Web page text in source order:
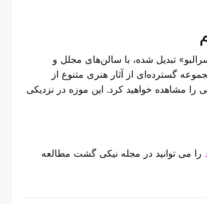
تبدیل شده، با سالن‌های مجلل و
گسترده‌ای از آثار هنری متنوع از
را مشاهده خواهید کرد. این موزه در نزدیکی
را می توانید در مجله نیکی گشت مطالعه